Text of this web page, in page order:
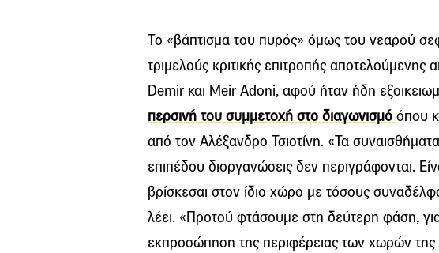
Το «βάπτισμα του πυρός» όμως του νεαρού
τριμελούς κριτικής επιτροπής
Demir και Meir Adoni, αφού ήταν ήδη
περσινή του συμμετοχή στο διαγωνισμό όπου
από τον Αλέξανδρο Τσιοτίνη. «Τα
επιπέδου διοργανώσεις δεν περιγράφονται.
βρίσκεσαι στον ίδιο χώρο με τόσους
λέει. «Προτού φτάσουμε στη δεύτερη φάση,
εκπροσώπηση της περιφέρειας των χωρών